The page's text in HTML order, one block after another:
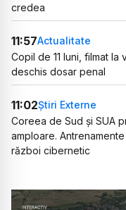
credea
11:57Actualitate
Copil de 11 luni, filmat la
deschis dosar penal
11:02Știri Externe
Coreea de Sud și SUA
amploare.
război cibernetic